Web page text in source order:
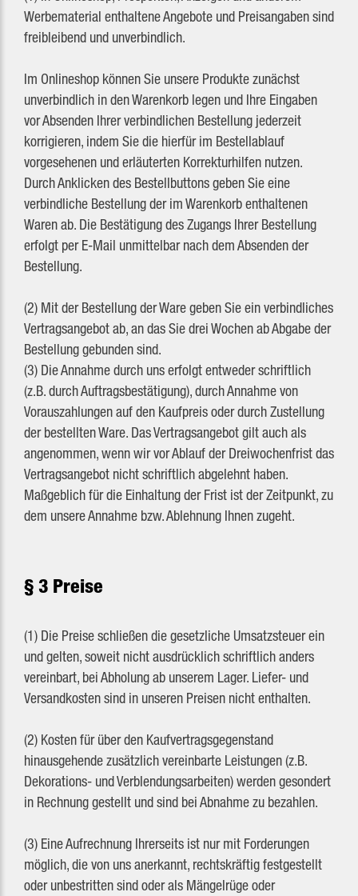
Werbematerial enthaltene Angebote und Preisangaben sind
freibleibend und unverbindlich.
Im Onlineshop können Sie unsere Produkte zunächst
unverbindlich in den Warenkorb legen und Ihre Eingaben
vor Absenden Ihrer verbindlichen Bestellung jederzeit
korrigieren, indem Sie die hierfür im Bestellablauf
vorgesehenen und erläuterten Korrekturhilfen nutzen.
Durch Anklicken des Bestellbuttons geben Sie eine
verbindliche Bestellung der im Warenkorb enthaltenen
Waren ab. Die Bestätigung des Zugangs Ihrer Bestellung
erfolgt per E‐Mail unmittelbar nach dem Absenden der
Bestellung.
(2) Mit der Bestellung der Ware geben Sie ein verbindliches
Vertragsangebot ab, an das Sie drei Wochen ab Abgabe der
Bestellung gebunden sind.
(3) Die Annahme durch uns erfolgt entweder schriftlich
(z.B. durch Auftragsbestätigung), durch Annahme von
Vorauszahlungen auf den Kaufpreis oder durch Zustellung
der bestellten Ware. Das Vertragsangebot gilt auch als
angenommen, wenn wir vor Ablauf der Dreiwochenfrist das
Vertragsangebot nicht schriftlich abgelehnt haben.
Maßgeblich für die Einhaltung der Frist ist der Zeitpunkt, zu
dem unsere Annahme bzw. Ablehnung Ihnen zugeht.
§ 3 Preise
(1) Die Preise schließen die gesetzliche Umsatzsteuer ein
und gelten, soweit nicht ausdrücklich schriftlich anders
vereinbart, bei Abholung ab unserem Lager. Liefer- und
Versandkosten sind in unseren Preisen nicht enthalten.
(2) Kosten für über den Kaufvertragsgegenstand
hinausgehende zusätzlich vereinbarte Leistungen (z.B.
Dekorations- und Verblendungsarbeiten) werden gesondert
in Rechnung gestellt und sind bei Abnahme zu bezahlen.
(3) Eine Aufrechnung Ihrerseits ist nur mit Forderungen
möglich, die von uns anerkannt, rechtskräftig festgestellt
oder unbestritten sind oder als Mängelrüge oder